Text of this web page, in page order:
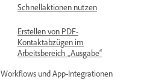
Schnellaktionen nutzen
Erstellen von PDF-
Kontaktabzügen im
Arbeitsbereich „Ausgabe“
Workflows und App-Integrationen